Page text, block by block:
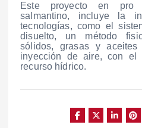
Este proyecto en pro
salmantino, incluye la
tecnologías, como el
disuelto, un método
sólidos, grasas y
inyección de aire, con el
recurso hídrico.